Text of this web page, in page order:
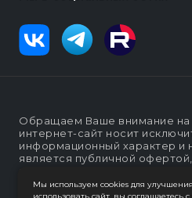
Обращаем Ваше внимание на
интернет-сайт носит
информационный характер и
является публичной
положениями статьи п. 2 ст.
Российской Федерации
Мы используем cookies для